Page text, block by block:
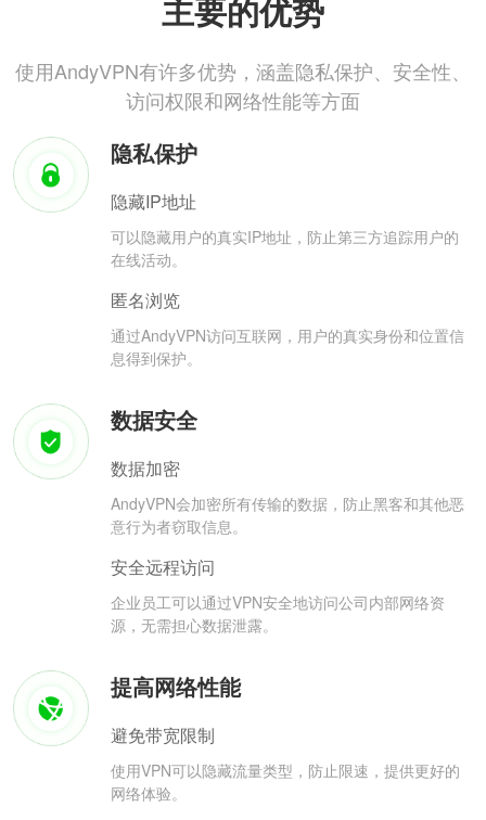
主要的优势
使用AndyVPN有许多优势，涵盖隐私保护、安全性、
访问权限和网络性能等方面
隐私保护
隐藏IP地址
可以隐藏用户的真实IP地址，防止第三方追踪用户的
在线活动。
匿名浏览
通过AndyVPN访问互联网，用户的真实身份和位置信
息得到保护。
数据安全
数据加密
AndyVPN会加密所有传输的数据，防止黑客和其他恶
意行为者窃取信息。
安全远程访问
企业员工可以通过VPN安全地访问公司内部网络资
源，无需担心数据泄露。
提高网络性能
避免带宽限制
使用VPN可以隐藏流量类型，防止限速，提供更好的
网络体验。